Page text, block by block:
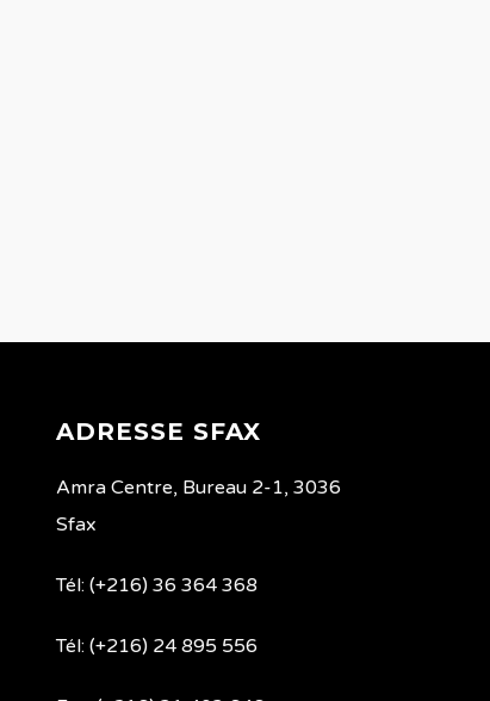
ADRESSE SFAX
Amra Centre, Bureau 2-1, 3036
Sfax
Tél: (+216) 36 364 368
Tél: (+216) 24 895 556